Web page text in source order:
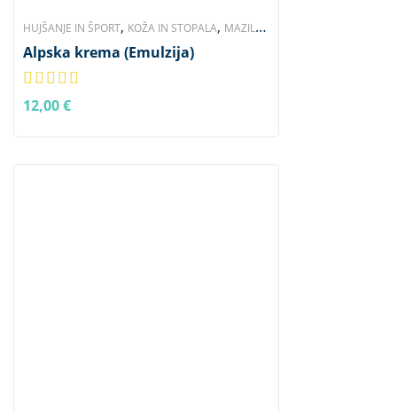
HUJŠANJE IN ŠPORT, KOŽA IN STOPALA, MAZILA,
GELI IN KREME,NEGA TELESA,SKLEPI, OKOSTJE,
MIŠICE ,ŽIVČEVJE IN TKIVA
Alpska krema (Emulzija)
12,00€